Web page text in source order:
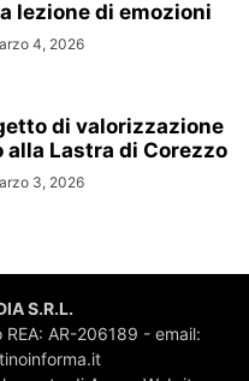
lezione di emozioni
4, 2026
di valorizzazione
alla Lastra di Corezzo
3, 2026
S.R.L.
AR-206189 - email: